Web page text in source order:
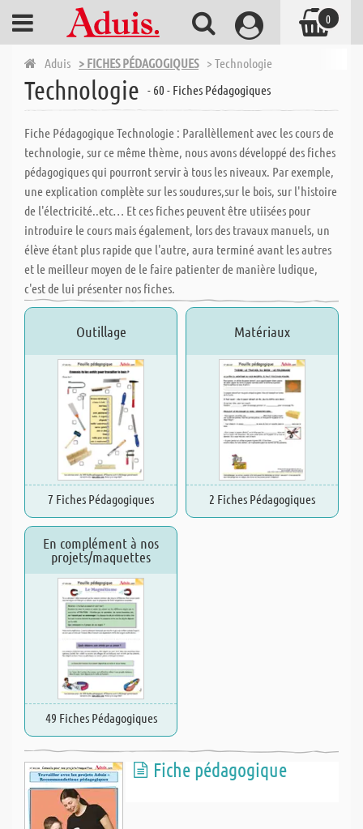
Aduis > FICHES PÉDAGOGIQUES > Technologie
Technologie - 60 - Fiches Pédagogiques
Fiche Pédagogique Technologie : Parallèllement avec les cours de
technologie, sur ce même thème, nous avons développé des fiches
pédagogiques qui pourront servir à tous les niveaux. Par exemple,
une explication complète sur les soudures,sur le bois, sur l'histoire
de l'électricité..etc… Et ces fiches peuvent être utiisées pour
introduire le cours mais également, lors des travaux manuels, un
élève étant plus rapide que l'autre, aura terminé avant les autres
et le meilleur moyen de le faire patienter de manière ludique,
c'est de lui présenter nos fiches.
Outillage
7 Fiches Pédagogiques
Matériaux
2 Fiches Pédagogiques
En complément à nos
projets/maquettes
49 Fiches Pédagogiques
Fiche pédagogique
0